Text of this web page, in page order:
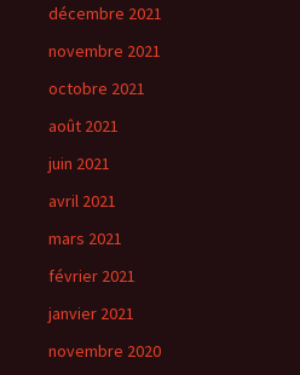
décembre 2021
novembre 2021
octobre 2021
août 2021
juin 2021
avril 2021
mars 2021
février 2021
janvier 2021
novembre 2020